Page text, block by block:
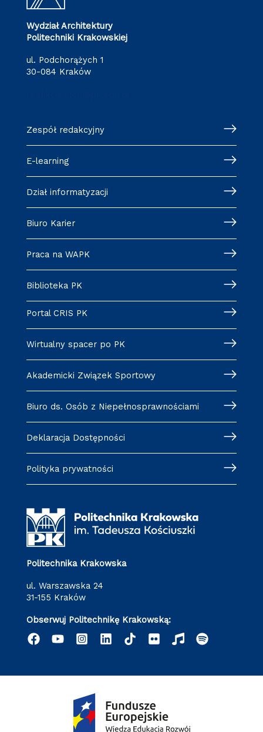
Wydział Architektury
Politechniki Krakowskiej
ul. Podchorążych 1
30-084 Kraków
Zespół redakcyjny
E-learning
Dział informatyzacji
Biuro Karier
Praca na WAPK
Biblioteka PK
Portal CRIS PK
Wirtualny spacer po PK
Akademicki Związek Sportowy
Biuro ds. Osób z Niepełnosprawnościami
Deklaracja Dostępności
Polityka prywatności
Politechnika Krakowska
ul. Warszawska 24
31-155 Kraków
Obserwuj Politechnikę Krakowską: